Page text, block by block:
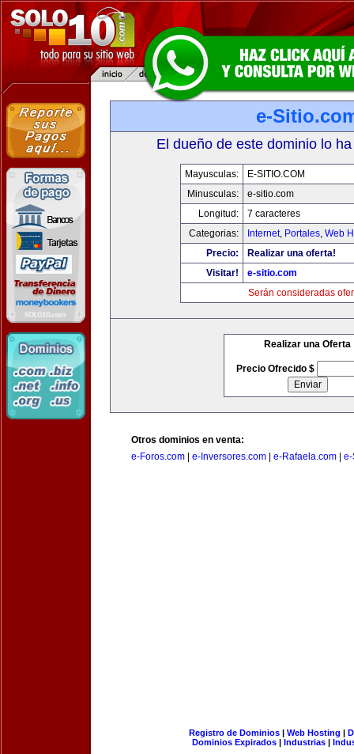
e-
El dueño de este dominio lo
Mayusculas:
E-SITIO.COM
Minusculas:
e-sitio.com
Longitud:
7 caracteres
Categorias:
Internet, Portales, Web
Precio:
Realizar una oferta!
Visitar!
e-sitio.com
Serán consideradas
Realizar una Oferta
Precio Ofrecido $
Otros dominios en venta:
e-Foros.com
e-Inversores.com e-Rafaela.com e-
Registro de Dominios| Web Hosting |
Dominios Expirados | Industrias |